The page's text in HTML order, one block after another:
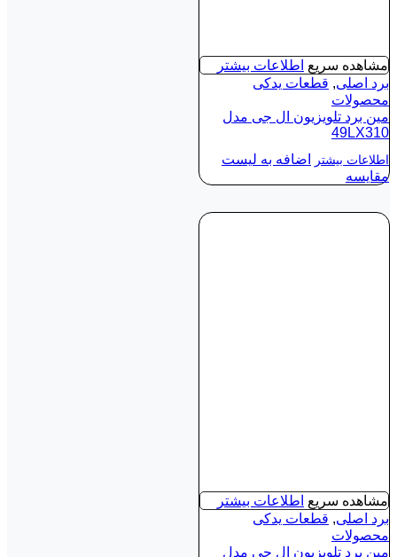
مشاهده سریع اطلاعات بیشتر
برد اصلی, قطعات یدکی
محصولات
مین برد تلویزیون ال جی مدل
49LX310
اطلاعات بیشتر
اضافه به لیست
مقایسه
مشاهده سریع اطلاعات بیشتر
برد اصلی, قطعات یدکی
محصولات
مین برد تلویزیون ال جی مدل